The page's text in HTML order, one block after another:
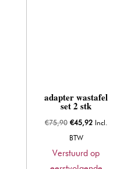
adapter wastafel
set 2 stk
€75,90 Oorspronkelijke
prijs
was:
€75,90.
€45,92Huidige
is:
€45,92.
Incl.
BTW
Verstuurd op